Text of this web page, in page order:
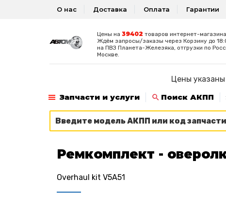
О нас Доставка Оплата Гарантии
Цены на 39402 товаров интернет-
Ждём запросы/заказы через Корзину до
на ПВЗ Планета-Железяка, отгрузки по
Москве.
Цены указаны
Запчасти и услуги
Поиск АКПП
Ремкомплект -
Overhaul kit V5A51